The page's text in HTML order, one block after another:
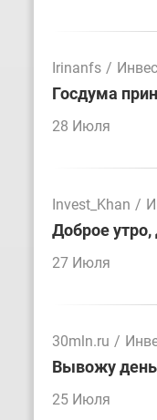
Irinanfs /
Госдума
28 Июля
Invest_Khan /
Доброе
27 Июля
30mln.ru /
Вывожу
25 Июля